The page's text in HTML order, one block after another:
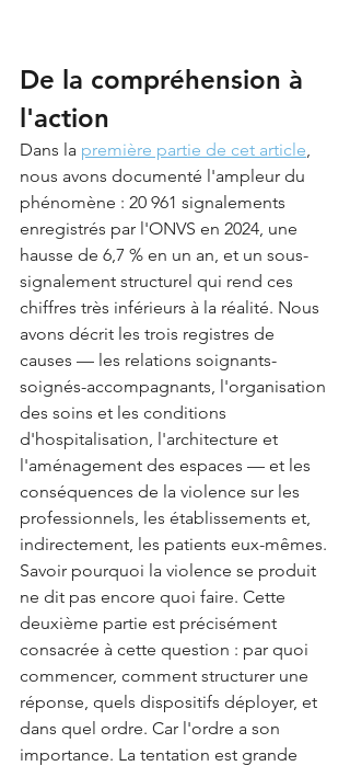
De la compréhension à
l'action
Dans la première partie de cet article,
nous avons documenté l'ampleur du
phénomène : 20 961 signalements
enregistrés par l'ONVS en 2024, une
hausse de 6,7 % en un an, et un sous-
signalement structurel qui rend ces
chiffres très inférieurs à la réalité. Nous
avons décrit les trois registres de
causes — les relations soignants-
soignés-accompagnants, l'organisation
des soins et les conditions
d'hospitalisation, l'architecture et
l'aménagement des espaces — et les
conséquences de la violence sur les
professionnels, les établissements et,
indirectement, les patients eux-mêmes.
Savoir pourquoi la violence se produit
ne dit pas encore quoi faire. Cette
deuxième partie est précisément
consacrée à cette question : par quoi
commencer, comment structurer une
réponse, quels dispositifs déployer, et
dans quel ordre. Car l'ordre a son
importance. La tentation est grande